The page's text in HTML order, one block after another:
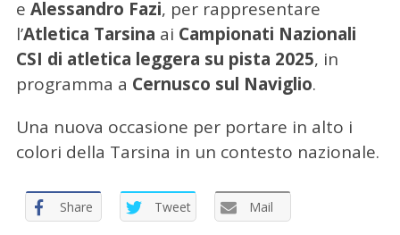
e Alessandro Fazi, per rappresentare
l’Atletica Tarsina ai Campionati Nazionali
CSI di atletica leggera su pista 2025, in
programma a Cernusco sul Naviglio.
Una nuova occasione per portare in alto i
colori della Tarsina in un contesto nazionale.
Share Tweet Mail
p
e
r